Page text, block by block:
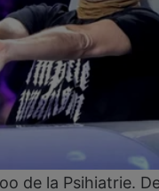
de la Psihiatrie.